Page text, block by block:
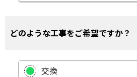
どのような工事をご希望ですか？
交換